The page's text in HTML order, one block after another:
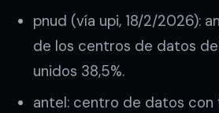
pnud (vía upi, 18/2/2026):
de los centros de datos
unidos 38,5%.
antel: centro de datos con